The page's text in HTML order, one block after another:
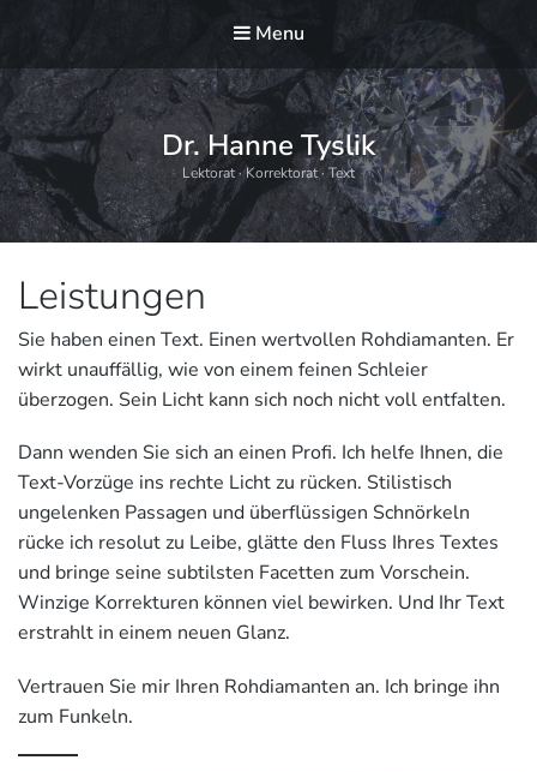
Menu
Dr. Hanne Tyslik
Lektorat · Korrektorat · Text
Leistungen
Sie haben einen Text. Einen wertvollen Rohdiamanten. Er
wirkt unauffällig, wie von einem feinen Schleier
überzogen. Sein Licht kann sich noch nicht voll entfalten.
Dann wenden Sie sich an einen Profi. Ich helfe Ihnen, die
Text-Vorzüge ins rechte Licht zu rücken. Stilistisch
ungelenken Passagen und überflüssigen Schnörkeln
rücke ich resolut zu Leibe, glätte den Fluss Ihres Textes
und bringe seine subtilsten Facetten zum Vorschein.
Winzige Korrekturen können viel bewirken. Und Ihr Text
erstrahlt in einem neuen Glanz.
Vertrauen Sie mir Ihren Rohdiamanten an. Ich bringe ihn
zum Funkeln.